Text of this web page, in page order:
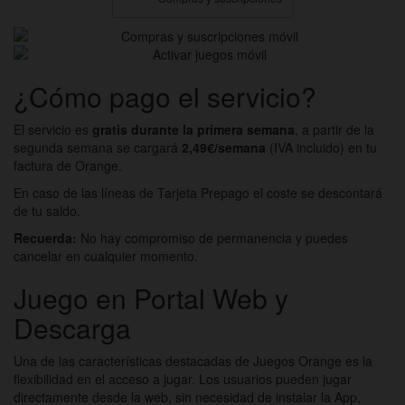
¿Cómo pago el servicio?
El servicio es gratis durante la primera semana, a partir de la
segunda semana se cargará 2,49€/semana (IVA incluido) en tu
factura de Orange.
En caso de las líneas de Tarjeta Prepago el coste se descontará
de tu saldo.
Recuerda: No hay compromiso de permanencia y puedes
cancelar en cualquier momento.
Juego en Portal Web y
Descarga
Una de las características destacadas de Juegos Orange es la
flexibilidad en el acceso a jugar. Los usuarios pueden jugar
directamente desde la web, sin necesidad de instalar la App,